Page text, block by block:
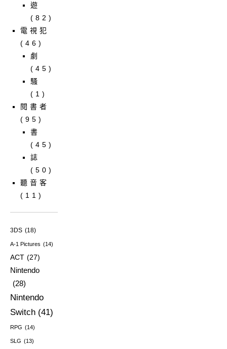
遊
(82)
電視犯
(46)
劇
(45)
騷
(1)
閱書者
(95)
書
(45)
誌
(50)
聽音客
(11)
3DS (18)
A-1 Pictures (14)
ACT (27)
Nintendo
(28)
Nintendo
Switch (41)
RPG (14)
SLG (13)